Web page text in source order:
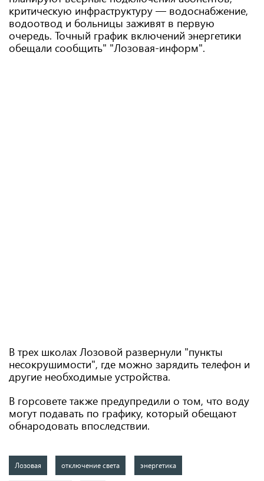
критическую инфраструктуру — водоснабжение,
водоотвод и больницы заживят в первую
очередь. Точный график включений энергетики
обещали сообщить" "Лозовая-информ".
В трех школах Лозовой развернули "пункты
несокрушимости", где можно зарядить телефон и
другие необходимые устройства.
В горсовете также предупредили о том, что воду
могут подавать по графику, который обещают
обнародовать впоследствии.
Лозовая отключение света энергетика